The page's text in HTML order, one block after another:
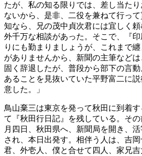
たが、私の知る限りでは、差し当た
ないから、是非、二役を兼ねて行っ
知なら、兄の茂中貞次君には宜しく
外千万な相談があった。そこで、『
りにも勤まりましょうが、これまで
がありませんから、新聞の主筆など
固く辞退したが、普段から部下の言
あることを見抜いていた平野富二に
意した。」
鳥山棄三は東京を発って秋田に到着
て『秋田行日記』を残している。そ
月四日、秋田県へ、新聞局を開き、
され、本日出発す。相伴う人は、吉
君、外壱人、僕と合せて四人、家兄